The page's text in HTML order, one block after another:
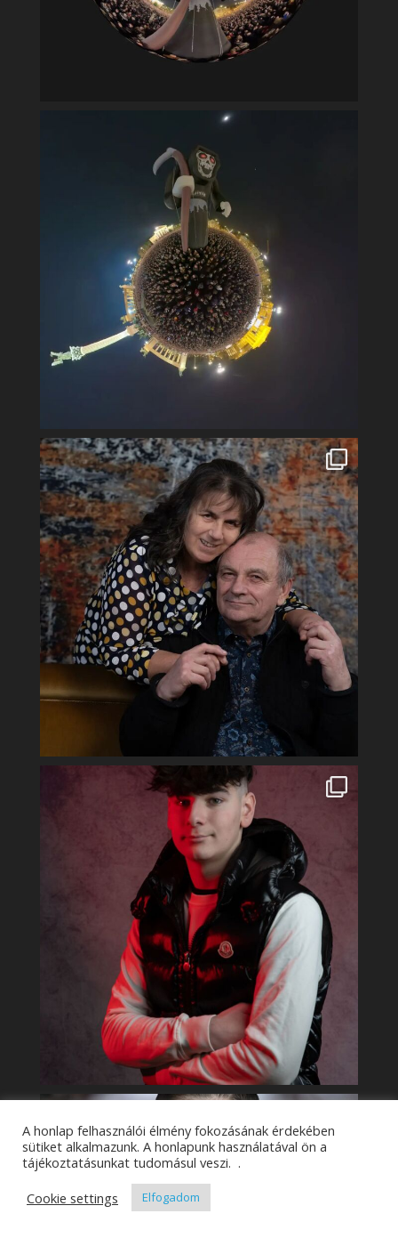
A honlap felhasználói élmény fokozásának érdekében
sütiket alkalmazunk. A honlapunk használatával ön a
tájékoztatásunkat tudomásul veszi. .
Cookie settings
Elfogadom